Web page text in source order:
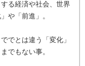
る経済や社会、世界
や「前進」。
でとは違う「変化」
でもない事。